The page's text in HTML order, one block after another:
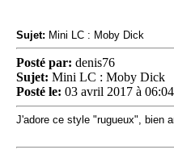
Sujet: Mini LC : Moby Dick
Posté par: denis76
Sujet: Mini LC : Moby Dick
Posté le: 03 avril 2017 à 06:04
J'adore ce style "rugueux", bien